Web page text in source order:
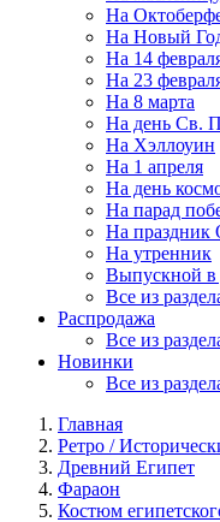
На
На Новый
На 14
На 23
На 8 марта
На день Св.
На Хэллоуин
На 1 апреля
На день
На парад
На праздник
На утренник
Выпускной в
Все из
Распродажа
Все из
Новинки
Все из
Главная
Ретро /
Древний Египет
Фараон
Костюм